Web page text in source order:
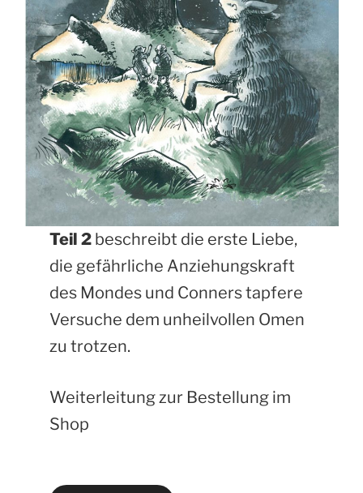
Teil 2 beschreibt die erste Liebe,
die gefährliche Anziehungskraft
des Mondes und Conners tapfere
Versuche dem unheilvollen Omen
zu trotzen.
Weiterleitung zur Bestellung im
Shop